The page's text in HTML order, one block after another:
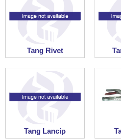
Tang Rivet
Tang Lancip